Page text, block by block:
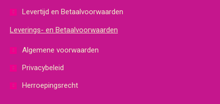
Levertijd en Betaalvoorwaarden
Leverings- en Betaalvoorwaarden
Algemene voorwaarden
Privacybeleid
Herroepingsrecht